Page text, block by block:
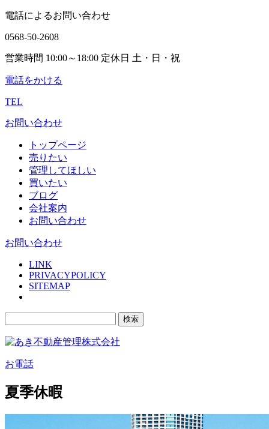
電話によるお問い合わせ
0568-50-2608
営業時間 10:00～18:00 定休日 土・日・祝
電話をかける
TEL
お問い合わせ
トップページ
売りたい
管理してほしい
買いたい
ブログ
会社案内
お問い合わせ
お問い合わせ
LINK
PRIVACYPOLICY
SITEMAP
お電話
夏季休暇